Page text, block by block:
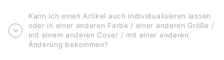
Kann ich einen Artikel auch individualisieren lassen
oder in einer anderen Farbe / einer anderen Größe /
mit einem anderen Cover / mit einer anderen
Änderung bekommen?